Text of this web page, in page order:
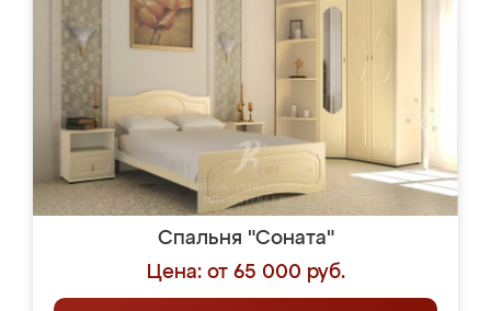
Спальня "Соната"
Цена: от 65 000 руб.